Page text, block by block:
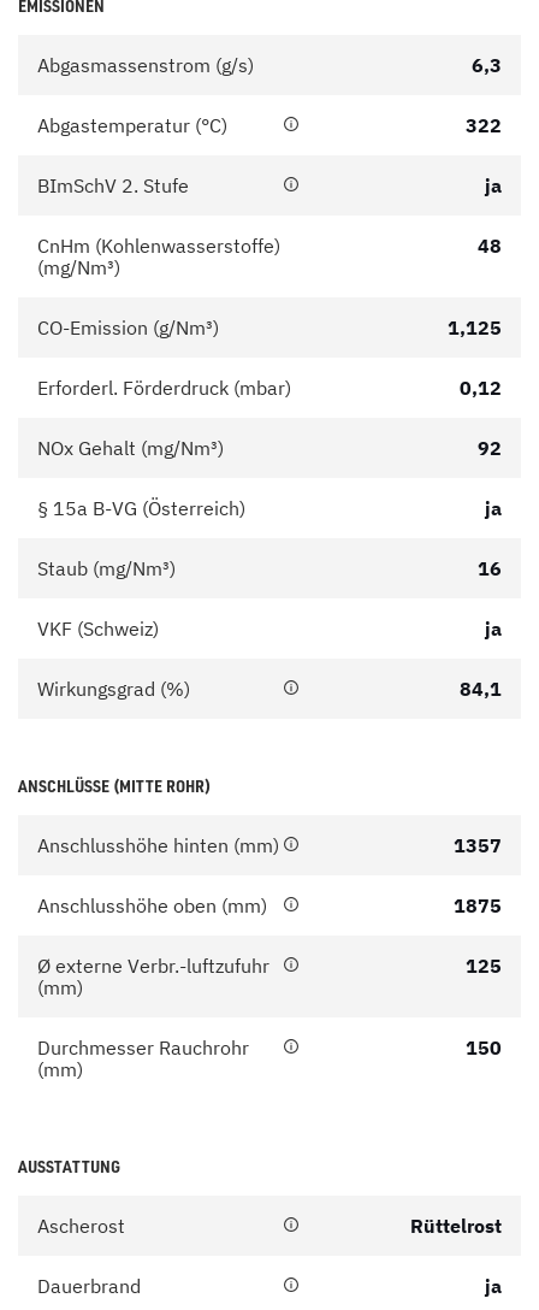
EMISSIONEN
Abgasmassenstrom (g/s) 6,3
Abgastemperatur (°C) 322
BImSchV 2. Stufe ja
CnHm (Kohlenwasserstoffe)
(mg/Nm³)
48
CO-Emission (g/Nm³) 1,125
Erforderl. Förderdruck (mbar) 0,12
NOx Gehalt (mg/Nm³) 92
§ 15a B-VG (Österreich) ja
Staub (mg/Nm³) 16
VKF (Schweiz) ja
Wirkungsgrad (%) 84,1
ANSCHLÜSSE (MITTE ROHR)
Anschlusshöhe hinten (mm) 1357
Anschlusshöhe oben (mm) 1875
Ø externe Verbr.-luftzufuhr
(mm)
125
Durchmesser Rauchrohr
(mm)
150
AUSSTATTUNG
Ascherost Rüttelrost
Dauerbrand ja